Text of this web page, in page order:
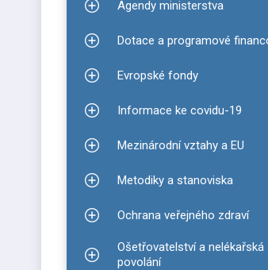
Zobrazit podmenu pro Agendy
Agendy ministerstva
Zobrazit podmenu pro Dotace a
Dotace a programové
Zobrazit podmenu pro Evropské
Evropské fondy
Zobrazit podmenu pro Informace
Informace ke covidu-19
Zobrazit podmenu pro
Mezinárodní vztahy a EU
Zobrazit podmenu pro Metodiky a
Metodiky a stanoviska
Zobrazit podmenu pro Ochrana
Ochrana veřejného zdraví
Zobrazit podmenu pro
Ošetřovatelství a nelékařská
povolání